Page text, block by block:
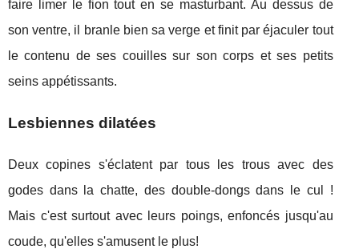
faire limer le fion tout en se masturbant. Au dessus de
son ventre, il branle bien sa verge et finit par éjaculer tout
le contenu de ses couilles sur son corps et ses petits
seins appétissants.
Lesbiennes dilatées
Deux copines s'éclatent par tous les trous avec des
godes dans la chatte, des double-dongs dans le cul !
Mais c'est surtout avec leurs poings, enfoncés jusqu'au
coude, qu'elles s'amusent le plus!